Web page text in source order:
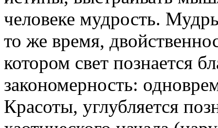
человеке мудрость.
то же время,
котором свет познается
закономерность:
Красоты, углубляется